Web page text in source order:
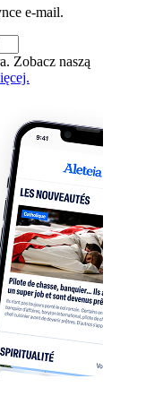
e-mail.
Zobacz naszą